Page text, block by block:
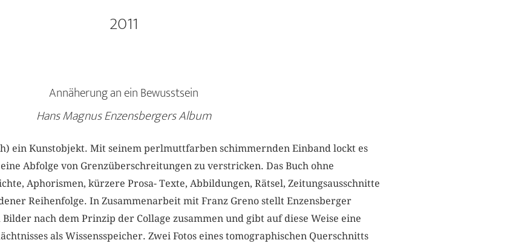
2011
Annäherung an ein Bewusstsein
Hans Magnus Enzensbergers Album
ein Kunstobjekt. Mit seinem perlmuttfarben schimmernden Einband lockt es
Abfolge von Grenzüberschreitungen zu verstricken. Das Buch ohne
Aphorismen, kürzere Prosa- Texte, Abbildungen, Rätsel, Zeitungsausschnitte
Reihenfolge. In Zusammenarbeit mit Franz Greno stellt Enzensberger
nach dem Prinzip der Collage zusammen und gibt auf diese Weise eine
als Wissensspeicher. Zwei Fotos eines tomographischen Querschnitts